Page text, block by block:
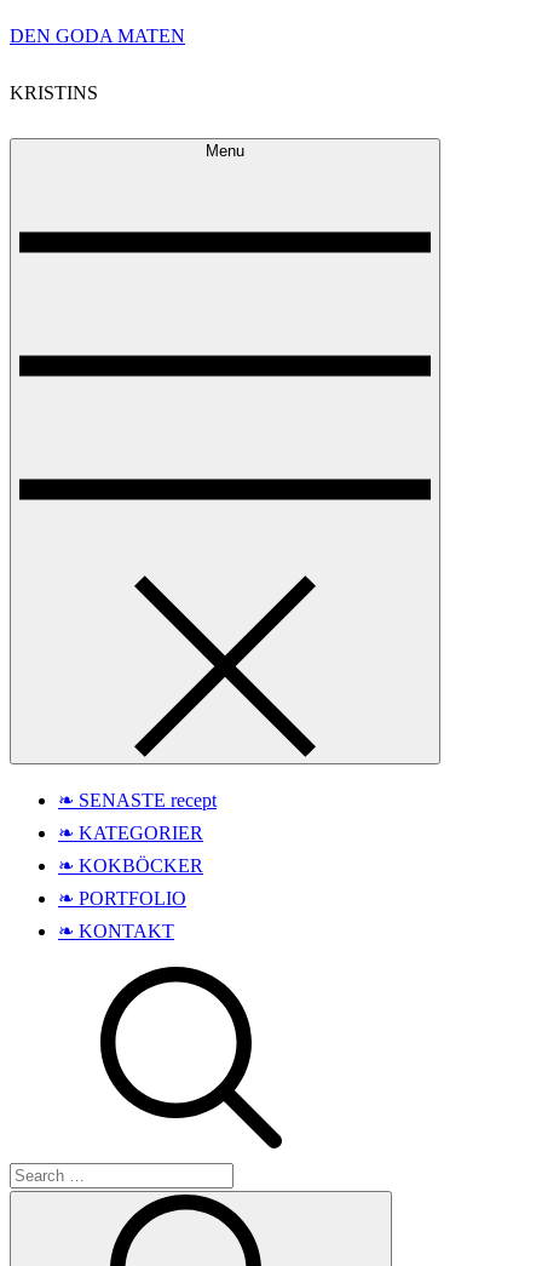
Skip
content
DEN GODA MATEN
KRISTINS
Menu
❧ SENASTE recept
❧ KATEGORIER
❧ KOKBÖCKER
❧ PORTFOLIO
❧ KONTAKT
Search